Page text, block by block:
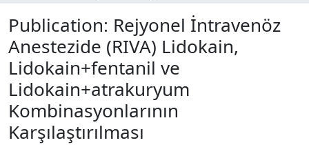
Statistics
Guide
Publication: Rejyonel İntravenöz
Anestezide (RIVA) Lidokain,
Lidokain+fentanil ve
Lidokain+atrakuryum
Kombinasyonlarının
Karşılaştırılması